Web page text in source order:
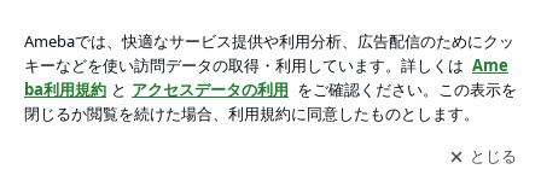
ー安井けい子の色iroカラフルコラム
アプリをダウンロードして ブログの更新通知
を受け取りまし
ょう。
開く